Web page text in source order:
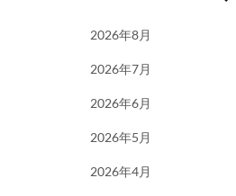
2026年8月
2026年7月
2026年6月
2026年5月
2026年4月